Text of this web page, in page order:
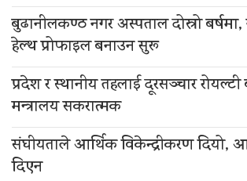
बुढानीलकण्ठ नगर अस्पताल दोस्रो
हेल्थ प्रोफाइल बनाउन सुरू
प्रदेश र स्थानीय तहलाई दूरसञ्चार रोयल्टी
मन्त्रालय सकरात्मक
संघीयताले आर्थिक विकेन्द्रीकरण दियो,
दिएन